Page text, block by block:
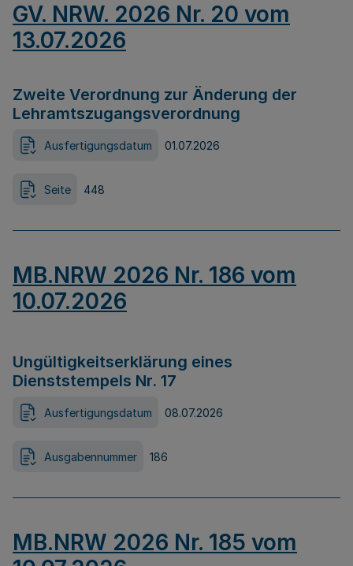
GV. NRW. 2026 Nr. 20 vom
13.07.2026
Zweite Verordnung zur Änderung der
Lehramtszugangsverordnung
Ausfertigungsdatum 01.07.2026
Seite 448
MB.NRW 2026 Nr. 186 vom
10.07.2026
Ungültigkeitserklärung eines
Dienststempels Nr. 17
Ausfertigungsdatum 08.07.2026
Ausgabennummer 186
MB.NRW 2026 Nr. 185 vom